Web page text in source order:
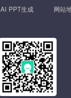
AI PPT生成
网站